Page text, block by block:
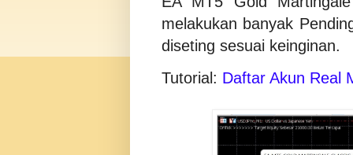
melakukan banyak
diseting sesuai keinginan.
Tutorial: Daftar Akun Real